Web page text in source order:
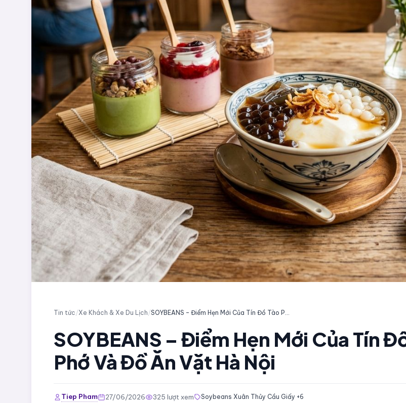
Tin tức/Xe Khách & Xe Du Lịch/ SOYBEANS – Điểm Hẹn Mới Của Tín Đồ Tào Phớ Và Đồ Ăn Vặt Hà Nội
SOYBEANS – Điểm Hẹn Mới Của Tín
Phớ Và Đồ Ăn Vặt Hà Nội
Tiep Pham 27/06/2026 325 lượt xem Soybeans Xuân Thủy Cầu Giấy +6